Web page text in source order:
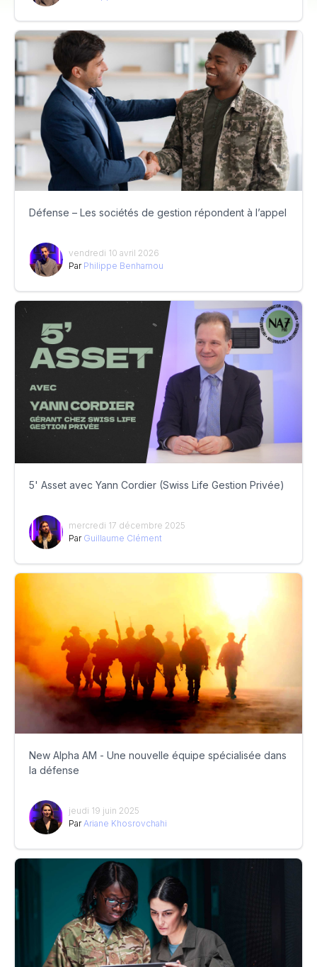
Défense – Les sociétés de gestion répondent à l’appel
vendredi 10 avril 2026
Par Philippe Benhamou
5' Asset avec Yann Cordier (Swiss Life Gestion Privée)
mercredi 17 décembre 2025
Par Guillaume Clément
New Alpha AM - Une nouvelle équipe spécialisée dans
la défense
jeudi 19 juin 2025
Par Ariane Khosrovchahi